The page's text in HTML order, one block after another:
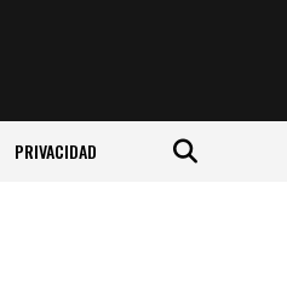
PRIVACIDAD